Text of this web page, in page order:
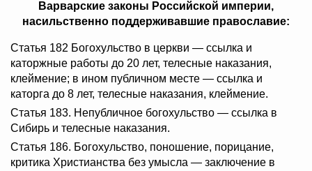
Варварские законы Российской империи,
насильственно поддерживавшие православие:
Статья 182 Богохульство в церкви — ссылка и
каторжные работы до 20 лет, телесные наказания,
клеймение; в ином публичном месте — ссылка и
каторга до 8 лет, телесные наказания, клеймение.
Статья 183. Непубличное богохульство — ссылка в
Сибирь и телесные наказания.
Статья 186. Богохульство, поношение, порицание,
критика Христианства без умысла — заключение в